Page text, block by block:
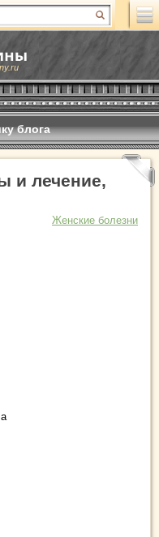
блога
и лечение,
Женские болезни